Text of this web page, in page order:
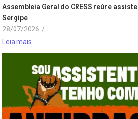
Assembleia Geral do CRESS reúne
Sergipe
28/07/2026 /
Leia mais